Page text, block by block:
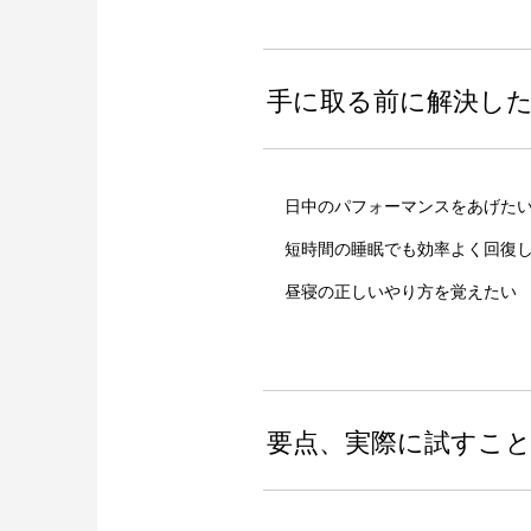
手に取る前に解決し
日中のパフォーマンスをあげた
短時間の睡眠でも効率よく回復
昼寝の正しいやり方を覚えたい
要点、実際に試すこと